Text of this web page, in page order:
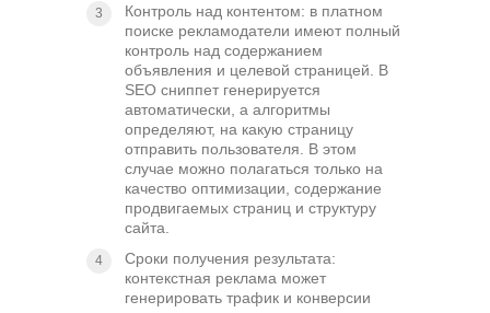
Контроль над контентом: в платном
поиске рекламодатели имеют полный
контроль над содержанием
объявления и целевой страницей. В
SEO сниппет генерируется
автоматически, а алгоритмы
определяют, на какую страницу
отправить пользователя. В этом
случае можно полагаться только на
качество оптимизации, содержание
продвигаемых страниц и структуру
сайта.
Сроки получения результата:
контекстная реклама может
генерировать трафик и конверсии